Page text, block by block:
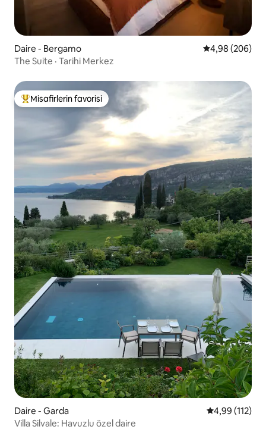
Daire - Bergamo 5 üzerinden
4,98 (206)
The Suite · Tarihi Merkez
Misafirlerin favorilerinden en beğenilenler arasında
Misafirlerin favorisi
Daire - Garda 5 üzerinden
4,99 (112)
Villa Silvale: Havuzlu özel daire